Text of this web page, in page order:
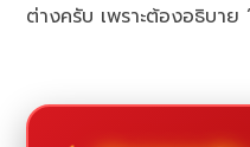
ต่างครับ เพราะต้องอธิบา